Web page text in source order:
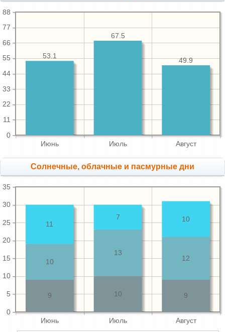
Июнь Июль Август
0
11
22
33
44
55
66
77
88
49.9
67.5
53.1
Cолнечные, облачные и пасмурные дни
Июнь Июль Август
0
5
10
15
20
25
30
35
9
10
9
12
13
10
10
7
11